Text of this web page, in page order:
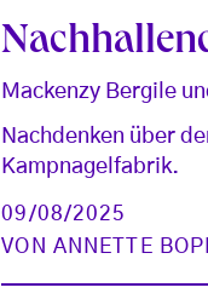
Mackenzy Bergile
Nachdenken über
Kampnagelfabrik.
09/08/2025
VON ANNETTE